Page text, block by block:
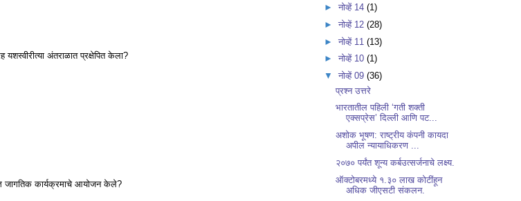
अंतराळात प्रक्षेपित केला?
जागतिक कार्यक्रमाचे आयोजन केले?
►नोव्हें 14(1)
►नोव्हें 12(28)
►नोव्हें 11(13)
►नोव्हें 10(1)
▼नोव्हें 09(36)
प्रश्न उत्तरे
भारतातील पहिली ‘गती शक्ती
एक्सप्रेस’ दिल्ली आणि पट...
अशोक भूषण: राष्ट्रीय कंपनी कायदा
अपील न्यायाधिकरण ...
२०७० पर्यंत शून्य कर्बउत्सर्जनाचे लक्ष्य.
ऑक्टोबरमध्ये १.३० लाख कोटींहून
अधिक जीएसटी संकलन.